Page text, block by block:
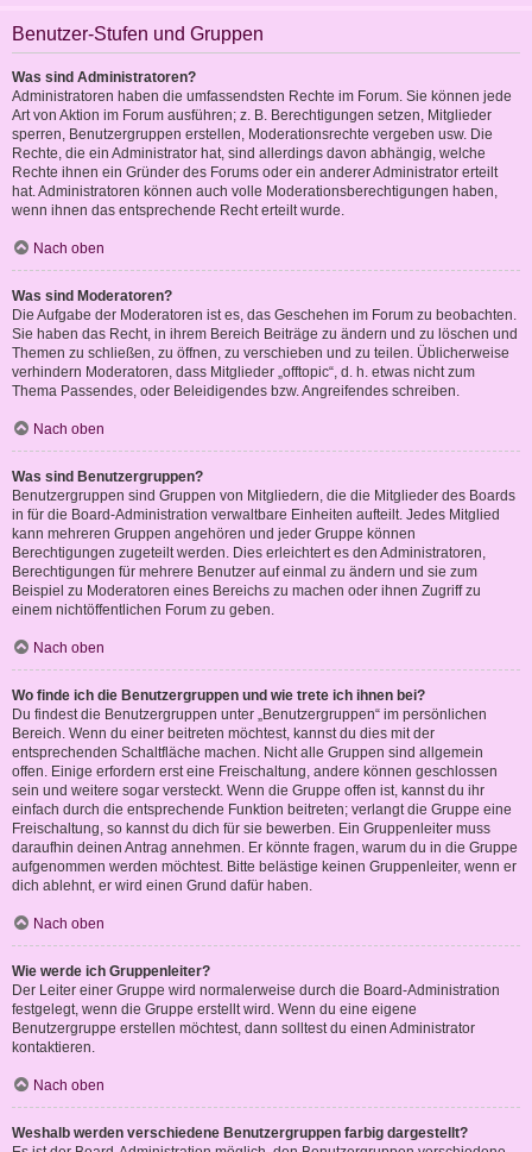
Benutzer-Stufen und Gruppen
Was sind Administratoren?
Administratoren haben die umfassendsten Rechte im Forum. Sie können jede
Art von Aktion im Forum ausführen; z. B. Berechtigungen setzen, Mitglieder
sperren, Benutzergruppen erstellen, Moderationsrechte vergeben usw. Die
Rechte, die ein Administrator hat, sind allerdings davon abhängig, welche
Rechte ihnen ein Gründer des Forums oder ein anderer Administrator erteilt
hat. Administratoren können auch volle Moderationsberechtigungen haben,
wenn ihnen das entsprechende Recht erteilt wurde.
Nach oben
Was sind Moderatoren?
Die Aufgabe der Moderatoren ist es, das Geschehen im Forum zu beobachten.
Sie haben das Recht, in ihrem Bereich Beiträge zu ändern und zu löschen und
Themen zu schließen, zu öffnen, zu verschieben und zu teilen. Üblicherweise
verhindern Moderatoren, dass Mitglieder „offtopic“, d. h. etwas nicht zum
Thema Passendes, oder Beleidigendes bzw. Angreifendes schreiben.
Nach oben
Was sind Benutzergruppen?
Benutzergruppen sind Gruppen von Mitgliedern, die die Mitglieder des Boards
in für die Board-Administration verwaltbare Einheiten aufteilt. Jedes Mitglied
kann mehreren Gruppen angehören und jeder Gruppe können
Berechtigungen zugeteilt werden. Dies erleichtert es den Administratoren,
Berechtigungen für mehrere Benutzer auf einmal zu ändern und sie zum
Beispiel zu Moderatoren eines Bereichs zu machen oder ihnen Zugriff zu
einem nichtöffentlichen Forum zu geben.
Nach oben
Wo finde ich die Benutzergruppen und wie trete ich ihnen bei?
Du findest die Benutzergruppen unter „Benutzergruppen“ im persönlichen
Bereich. Wenn du einer beitreten möchtest, kannst du dies mit der
entsprechenden Schaltfläche machen. Nicht alle Gruppen sind allgemein
offen. Einige erfordern erst eine Freischaltung, andere können geschlossen
sein und weitere sogar versteckt. Wenn die Gruppe offen ist, kannst du ihr
einfach durch die entsprechende Funktion beitreten; verlangt die Gruppe eine
Freischaltung, so kannst du dich für sie bewerben. Ein Gruppenleiter muss
daraufhin deinen Antrag annehmen. Er könnte fragen, warum du in die Gruppe
aufgenommen werden möchtest. Bitte belästige keinen Gruppenleiter, wenn er
dich ablehnt, er wird einen Grund dafür haben.
Nach oben
Wie werde ich Gruppenleiter?
Der Leiter einer Gruppe wird normalerweise durch die Board-Administration
festgelegt, wenn die Gruppe erstellt wird. Wenn du eine eigene
Benutzergruppe erstellen möchtest, dann solltest du einen Administrator
kontaktieren.
Nach oben
Weshalb werden verschiedene Benutzergruppen farbig dargestellt?